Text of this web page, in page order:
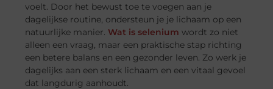
voelt. Door het bewust toe te voegen aan je
dagelijkse routine, ondersteun je je lichaam op een
natuurlijke manier.Wat is selenium wordt zo niet
alleen een vraag, maar een praktische stap richting
een betere balans en een gezonder leven. Zo werk je
dagelijks aan een sterk lichaam en een vitaal gevoel
dat langdurig aanhoudt.